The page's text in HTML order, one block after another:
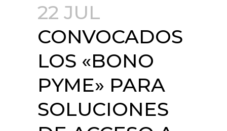
22 JUL
CONVOCADOS
LOS «BONO
PYME» PARA
SOLUCIONES